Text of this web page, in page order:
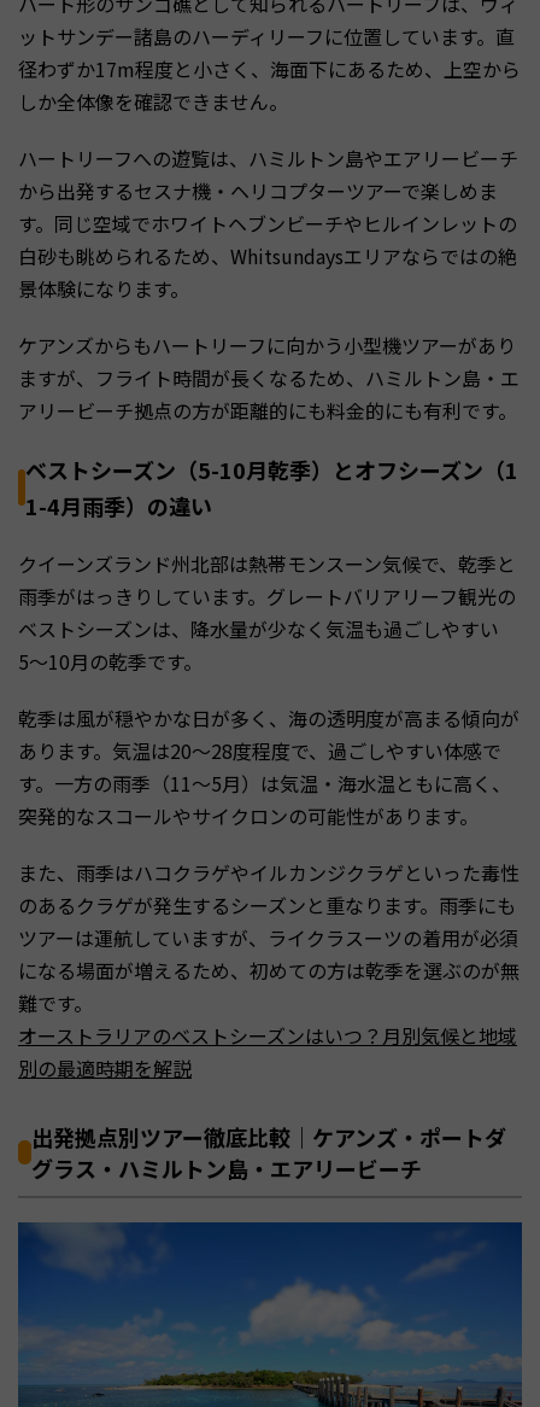
ットサンデー諸島のハーディリーフに位置しています。直
径わずか17m程度と小さく、海面下にあるため、上空から
しか全体像を確認できません。
ハートリーフへの遊覧は、ハミルトン島やエアリービーチ
から出発するセスナ機・ヘリコプターツアーで楽しめま
す。同じ空域でホワイトヘブンビーチやヒルインレットの
白砂も眺められるため、Whitsundaysエリアならではの絶
景体験になります。
ケアンズからもハートリーフに向かう小型機ツアーがあり
ますが、フライト時間が長くなるため、ハミルトン島・エ
アリービーチ拠点の方が距離的にも料金的にも有利です。
ベストシーズン（5-10月乾季）とオフシーズン（1
1-4月雨季）の違い
クイーンズランド州北部は熱帯モンスーン気候で、乾季と
雨季がはっきりしています。グレートバリアリーフ観光の
ベストシーズンは、降水量が少なく気温も過ごしやすい
5〜10月の乾季です。
乾季は風が穏やかな日が多く、海の透明度が高まる傾向が
あります。気温は20〜28度程度で、過ごしやすい体感で
す。一方の雨季（11〜5月）は気温・海水温ともに高く、
突発的なスコールやサイクロンの可能性があります。
また、雨季はハコクラゲやイルカンジクラゲといった毒性
のあるクラゲが発生するシーズンと重なります。雨季にも
ツアーは運航していますが、ライクラスーツの着用が必須
になる場面が増えるため、初めての方は乾季を選ぶのが無
難です。
オーストラリアのベストシーズンはいつ？月別気候と地域
別の最適時期を解説
出発拠点別ツアー徹底比較｜ケアンズ・ポートダ
グラス・ハミルトン島・エアリービーチ